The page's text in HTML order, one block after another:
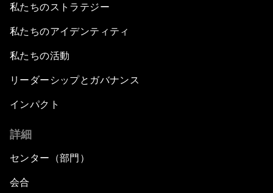
私たちのストラテジー
私たちのアイデンティティ
私たちの活動
リーダーシップとガバナンス
インパクト
詳細
センター（部門）
会合